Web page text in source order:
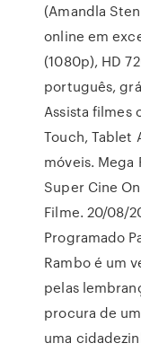
(Amandla
online em
(1080p), HD
português,
Assista filmes
Touch, Tablet
móveis. Mega
Super Cine
Filme. 20/08/
Programado
Rambo é um
pelas
procura de
uma